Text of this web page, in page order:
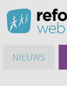
NIEUWS